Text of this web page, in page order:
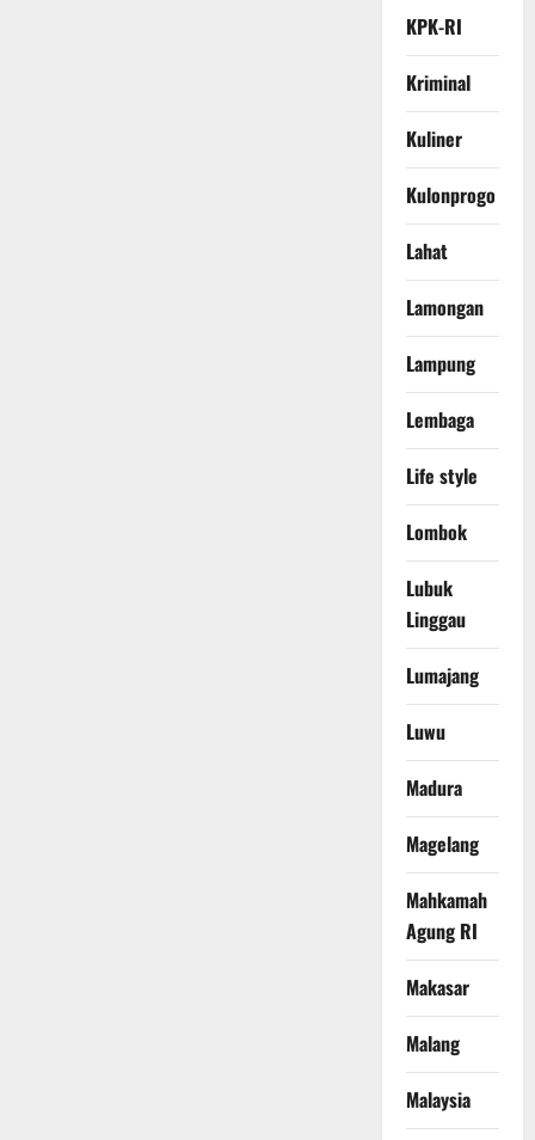
KPK-RI
Kriminal
Kuliner
Kulonprogo
Lahat
Lamongan
Lampung
Lembaga
Life style
Lombok
Lubuk
Linggau
Lumajang
Luwu
Madura
Magelang
Mahkamah
Agung RI
Makasar
Malang
Malaysia